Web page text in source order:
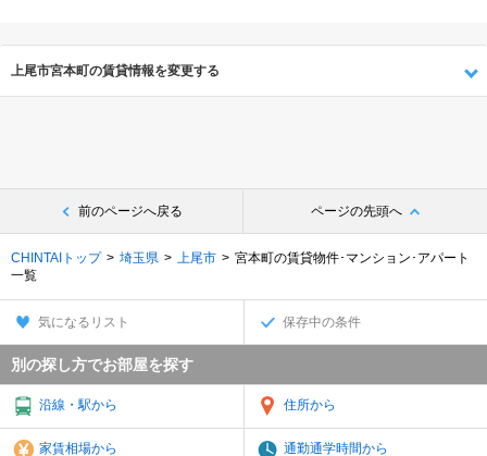
上尾市宮本町の賃貸情報を変更する
前のページへ戻る ページの先頭へ
CHINTAIトップ 埼玉県 上尾市
宮本町の賃貸物件･マンション･アパート
一覧
気になるリスト 保存中の条件
別の探し方でお部屋を探す
沿線・駅から 住所から
家賃相場から 通勤通学時間から